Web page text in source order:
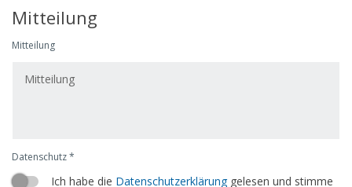
Mitteilung
Mitteilung
Datenschutz *
Ich habe die Datenschutzerklärunggelesen und stimme